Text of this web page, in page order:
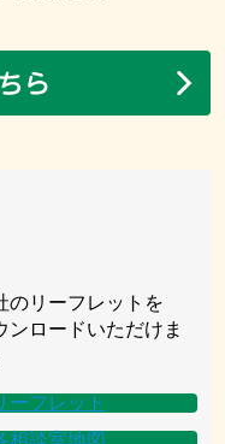
のリーフレットを
ンロードいただけま